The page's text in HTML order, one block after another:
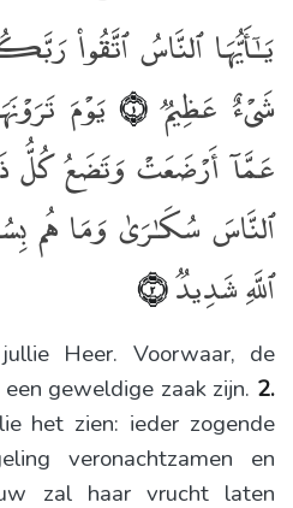
Heer. Voorwaar, de
geweldige zaak zijn. 2.
het zien: ieder zogende
veronachtzamen en
zal haar vrucht laten
يَـٰٓأَيُّهَا ٱلنَّاسُ ٱتَّقُوا۟
شَىْءٌ عَظِيمٌۭ﴿١﴾
يَوْمَ
عَمَّآ أَرْضَعَتْ وَتَضَعُ كُلُّ
ٱلنَّاسَ سُكَـٰرَىٰ وَمَا هُم
ٱللَّهِ شَدِيدٌۭ﴿٢﴾